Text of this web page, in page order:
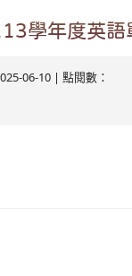
學年度英
06-10 | 點閱數：